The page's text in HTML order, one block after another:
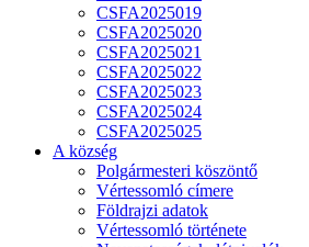
CSFA2025019
CSFA2025020
CSFA2025021
CSFA2025022
CSFA2025023
CSFA2025024
CSFA2025025
A község
Polgármesteri köszöntő
Vértessomló címere
Földrajzi adatok
Vértessomló története